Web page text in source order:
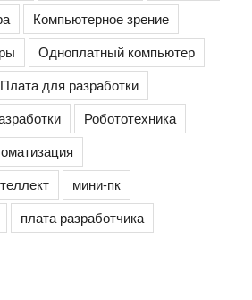
Компьютерное зрение
Одноплатный компьютер
Плата для разработки
Робототехника
мини-пк
плата разработчика